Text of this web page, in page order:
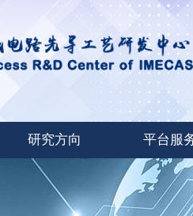
研究方向 平台服